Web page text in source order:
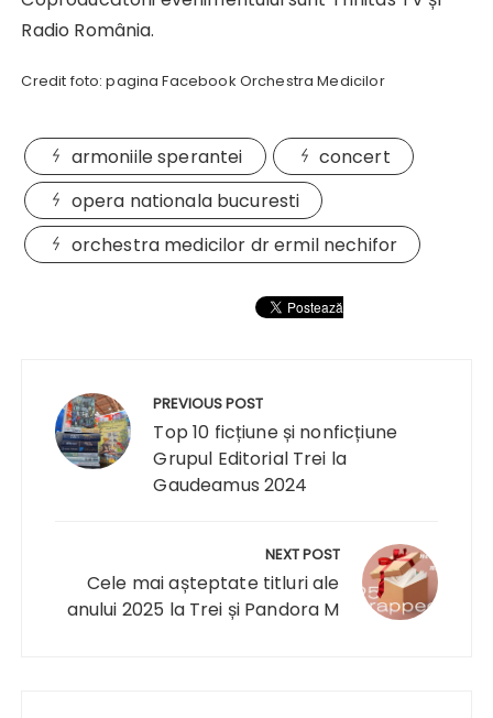
Radio România.
Credit foto: pagina Facebook Orchestra Medicilor
armoniile sperantei
concert
opera nationala bucuresti
orchestra medicilor dr ermil nechifor
articole
PREVIOUS POST
Top 10 ficțiune și nonficțiune
Grupul Editorial Trei la
Gaudeamus 2024
NEXT POST
Cele mai așteptate titluri ale
anului 2025 la Trei și Pandora M